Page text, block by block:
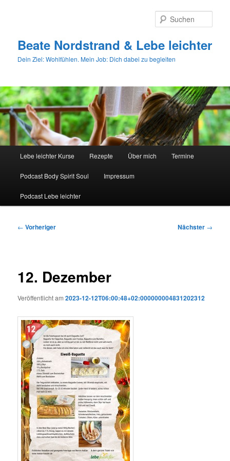
Beate Nordstrand & Lebe leichter
Dein Ziel: Wohlfühlen. Mein Job: Dich dabei zu begleiten
Lebe leichter Kurse Rezepte Über mich Termine
Podcast Body Spirit Soul Impressum
Podcast Lebe leichter
Beitragsnavigation
← Vorheriger Nächster →
12. Dezember
Veröffentlicht am2023-12-12T06:00:48+02:000000004831202312